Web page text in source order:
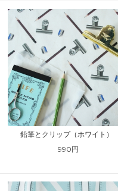
鉛筆とクリップ（ホワイト）
990円